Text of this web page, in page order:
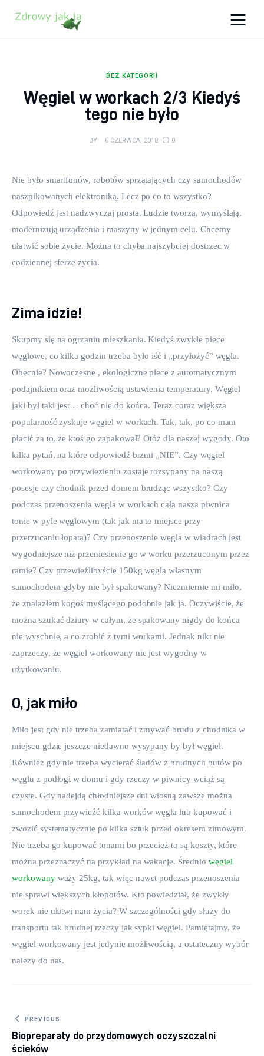
Zdrowy jak ja
Lifestyle
Porady
Kontakt
BEZ KATEGORII
Węgiel w workach 2/3 Kiedyś
tego nie było
BY 6 CZERWCA, 2018 0
Nie było smartfonów, robotów sprzątających czy samochodów
naszpikowanych elektroniką. Lecz po co to wszystko?
Odpowiedź jest nadzwyczaj prosta. Ludzie tworzą, wymyślają,
modernizują urządzenia i maszyny w jednym celu. Chcemy
ułatwić sobie życie. Można to chyba najszybciej dostrzec w
codziennej sferze życia.
Zima idzie!
Skupmy się na ogrzaniu mieszkania. Kiedyś zwykłe piece
węglowe, co kilka godzin trzeba było iść i „przyłożyć” węgla.
Obecnie? Nowoczesne , ekologiczne piece z automatycznym
podajnikiem oraz możliwością ustawienia temperatury. Węgiel
jaki był taki jest… choć nie do końca. Teraz coraz większa
popularność zyskuje węgiel w workach. Tak, tak, po co mam
płacić za to, że ktoś go zapakował? Otóż dla naszej wygody. Oto
kilka pytań, na które odpowiedź brzmi „NIE”. Czy węgiel
workowany po przywiezieniu zostaje rozsypany na naszą
posesje czy chodnik przed domem brudząc wszystko? Czy
podczas przenoszenia węgla w workach cała nasza piwnica
tonie w pyle węglowym (tak jak ma to miejsce przy
przerzucaniu łopatą)? Czy przenoszenie węgla w wiadrach jest
wygodniejsze niż przeniesienie go w worku przerzuconym przez
ramie? Czy przewieźlibyście 150kg węgla własnym
samochodem gdyby nie był spakowany? Niezmiernie mi miło,
że znalazłem kogoś myślącego podobnie jak ja. Oczywiście, że
można szukać dziury w całym, że spakowany nigdy do końca
nie wyschnie, a co zrobić z tymi workami. Jednak nikt nie
zaprzeczy, że węgiel workowany nie jest wygodny w
użytkowaniu.
O, jak miło
Miło jest gdy nie trzeba zamiatać i zmywać brudu z chodnika w
miejscu gdzie jeszcze niedawno wysypany by był węgiel.
Również gdy nie trzeba wycierać śladów z brudnych butów po
węglu z podłogi w domu i gdy rzeczy w piwnicy wciąż są
czyste. Gdy nadejdą chłodniejsze dni wiosną zawsze można
samochodem przywieźć kilka worków węgla lub kupować i
zwozić systematycznie po kilka sztuk przed okresem zimowym.
Nie trzeba go kupować tonami bo przecież to są koszty, które
można przeznaczyć na przykład na wakacje. Średnio węgiel
workowany waży 25kg, tak więc nawet podczas przenoszenia
nie sprawi większych kłopotów. Kto powiedział, że zwykły
worek nie ułatwi nam życia? W szczególności gdy służy do
transportu tak brudnej rzeczy jak sypki węgiel. Pamiętajmy, że
węgiel workowany jest jedynie możliwością, a ostateczny wybór
należy do nas.
Nawigacja wpisu
PREVIOUS
Biopreparaty do przydomowych oczyszczalni
ścieków